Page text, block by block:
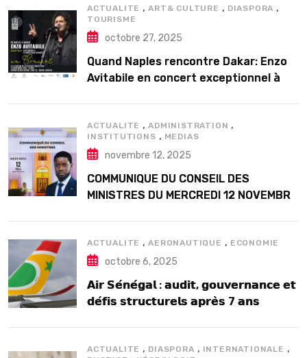
ACTUALITE ,ART& CULTURE , DIASPORA ,
TOURISME
octobre 27, 2025
Quand Naples rencontre Dakar: Enzo
Avitabile en concert exceptionnel à
ACTUALITE ,ADMINISTRATION ,
INSTITUTIONS , MEDIAS
novembre 12, 2025
COMMUNIQUE DU CONSEIL DES
MINISTRES DU MERCREDI 12 NOVEMBRE
ACTUALITE ,AERONAUTIQUE , ECONOMIE
octobre 6, 2025
𝗔𝗶𝗿 𝗦𝗲́𝗻𝗲́𝗴𝗮𝗹 : 𝗮𝘂𝗱𝗶𝘁, 𝗴𝗼𝘂𝘃𝗲𝗿𝗻𝗮𝗻𝗰𝗲 𝗲𝘁
𝗱𝗲́𝗳𝗶𝘀 𝘀𝘁𝗿𝘂𝗰𝘁𝘂𝗿𝗲𝗹𝘀 𝗮𝗽𝗿𝗲̀𝘀 7 𝗮𝗻𝘀
ACTUALITE , DIASPORA , INTERNATIONALE ,